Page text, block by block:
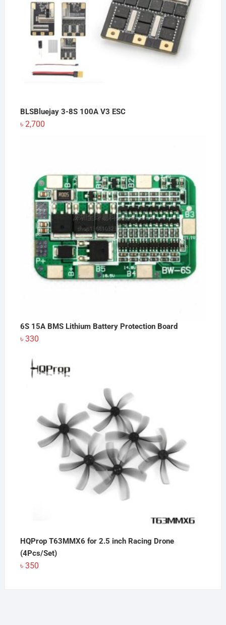
BLSBluejay 3-8S 100A V3 ESC
৳ 2,700
6S 15A BMS Lithium Battery Protection Board
৳ 330
HQProp T63MMX6 for 2.5 inch Racing Drone
(4Pcs/Set)
৳ 350